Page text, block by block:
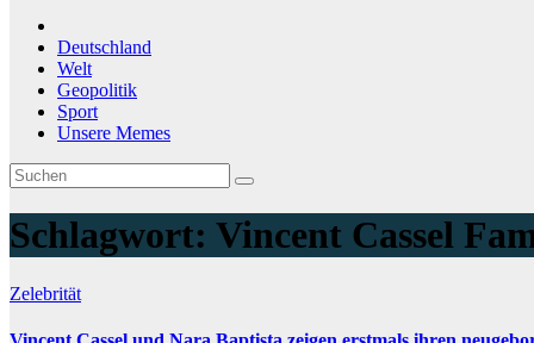
Deutschland
Welt
Geopolitik
Sport
Unsere Memes
Schlagwort: Vincent Cassel
Zelebrität